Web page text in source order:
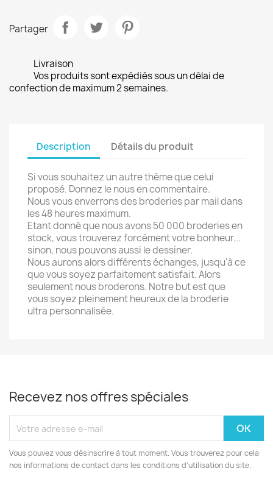
Partager
Livraison
Vos produits sont expédiés sous un délai de
confection de maximum 2 semaines.
Description Détails du produit
Si vous souhaitez un autre thème que celui
proposé. Donnez le nous en commentaire.
Nous vous enverrons des broderies par mail dans
les 48 heures maximum.
Etant donné que nous avons 50 000 broderies en
stock, vous trouverez forcément votre bonheur...
sinon, nous pouvons aussi le dessiner.
Nous aurons alors différents échanges, jusqu'à ce
que vous soyez parfaitement satisfait. Alors
seulement nous broderons. Notre but est que
vous soyez pleinement heureux de la broderie
ultra personnalisée.
Recevez nos offres spéciales
Vous pouvez vous désinscrire à tout moment. Vous trouverez pour cela
nos informations de contact dans les conditions d'utilisation du site.